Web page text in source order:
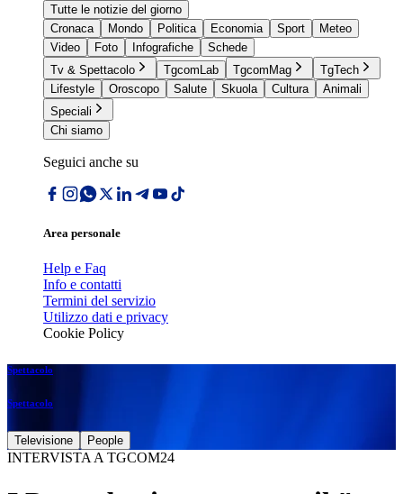
Tutte le notizie del giorno
Cronaca
Mondo Politica Economia Sport
Meteo
Video
Foto Infografiche
Schede
Tv & Spettacolo
TgcomLab TgcomMag
TgTech
Lifestyle
Oroscopo Salute Skuola Cultura
Animali
Speciali
Chi siamo
Seguici anche su
Area personale
Help e Faq
Info e contatti
Termini del servizio
Utilizzo dati e privacy
Cookie Policy
Spettacolo
Spettacolo
Televisione People
INTERVISTA A TGCOM24